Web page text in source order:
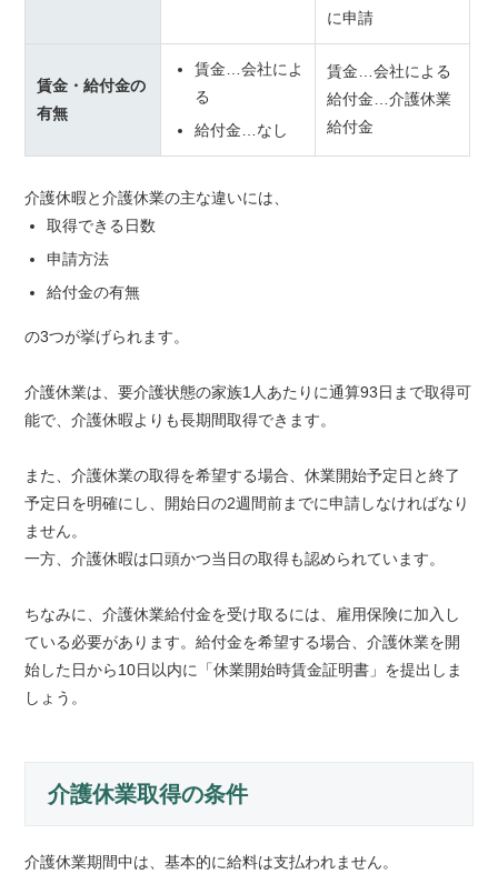
に申請
賃金・給付金の
有無
賃金…会社によ
る
給付金…なし
賃金…会社による
給付金…介護休業
給付金
介護休暇と介護休業の主な違いには、
取得できる日数
申請方法
給付金の有無
の3つが挙げられます。
介護休業は、要介護状態の家族1人あたりに通算93日まで取得可
能で、介護休暇よりも長期間取得できます。
また、介護休業の取得を希望する場合、休業開始予定日と終了
予定日を明確にし、開始日の2週間前までに申請しなければなり
ません。
一方、介護休暇は口頭かつ当日の取得も認められています。
ちなみに、介護休業給付金を受け取るには、雇用保険に加入し
ている必要があります。給付金を希望する場合、介護休業を開
始した日から10日以内に「休業開始時賃金証明書」を提出しま
しょう。
介護休業取得の条件
介護休業期間中は、基本的に給料は支払われません。